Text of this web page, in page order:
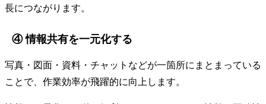
長につながります。
④ 情報共有を一元化する
写真・図面・資料・チャットなどが一箇所にまとまっている
ことで、作業効率が飛躍的に向上します。